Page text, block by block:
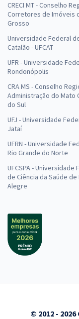
CRECI MT - Conselho
Corretores de Imóveis
Grosso
Universidade Federal
Catalão - UFCAT
UFR - Universidade
Rondonópolis
CRA MS - Conselho
Administração do Mato
do Sul
UFJ - Universidade
Jataí
UFRN - Universidade
Rio Grande do Norte
UFCSPA - Universidade
de Ciência da Saúde
Alegre
© 2012 -